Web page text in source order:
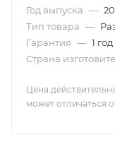
Год выпуска —
Тип товара —
Гарантия — 1 год
Страна
Цена
может отличаться